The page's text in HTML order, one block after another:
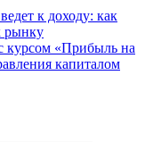
к доходу: как
рынку
курсом «Прибыль на
капиталом